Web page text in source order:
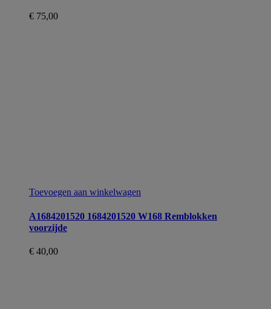
€ 75,00
Toevoegen aan winkelwagen
A1684201520 1684201520 W168 Remblokken
voorzijde
€ 40,00